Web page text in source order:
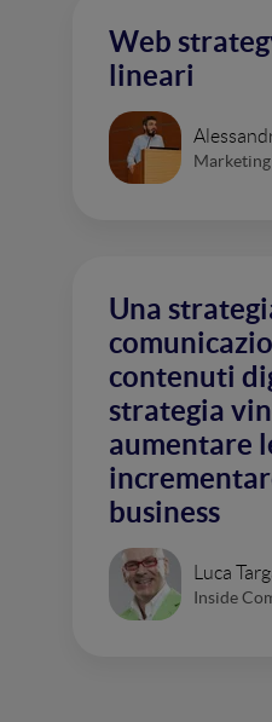
Web
lineari
Una
contenuti
strategia
aumentare
business
Luca
Inside